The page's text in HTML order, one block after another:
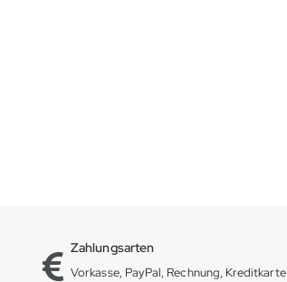
Zahlungsarten
Vorkasse, PayPal, Rechnung, Kreditkarte